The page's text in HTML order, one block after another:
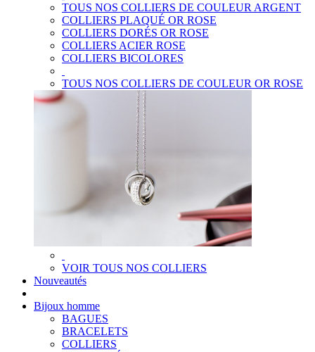
TOUS NOS COLLIERS DE COULEUR ARGENT
COLLIERS PLAQUÉ OR ROSE
COLLIERS DORÉS OR ROSE
COLLIERS ACIER ROSE
COLLIERS BICOLORES
TOUS NOS COLLIERS DE COULEUR OR ROSE
VOIR TOUS NOS COLLIERS
Nouveautés
Bijoux homme
BAGUES
BRACELETS
COLLIERS